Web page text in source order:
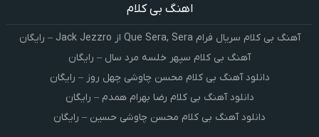
اهنگ بی کلام
آهنگ بی کلام سریال فرام Que Sera, Sera از Jack Jezzro – رایگان
آهنگ بی کلام سپهر خلسه مرد سال – رایگان
دانلود آهنگ بی کلام محسن چاوشی چهل روز – رایگان
دانلود آهنگ بی کلام رضا بهرام همدم – رایگان
دانلود آهنگ بی کلام محسن چاوشی حسین – رایگان